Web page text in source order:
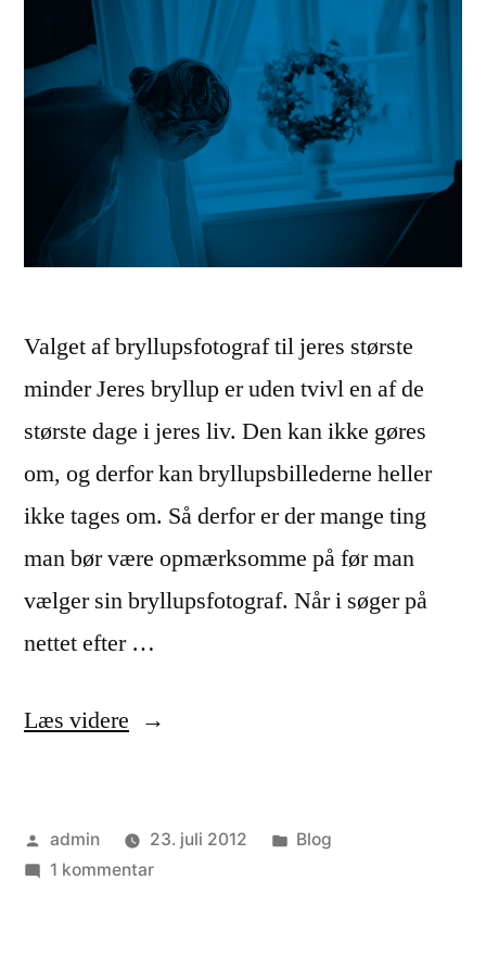
Valget af bryllupsfotograf til jeres største
minder Jeres bryllup er uden tvivl en af de
største dage i jeres liv. Den kan ikke gøres
om, og derfor kan bryllupsbillederne heller
ikke tages om. Så derfor er der mange ting
man bør være opmærksomme på før man
vælger sin bryllupsfotograf. Når i søger på
nettet efter …
Læs videre “Vælg
bryllupsfotograf”
Posted
by
admin 23. juli 2012
Posted
Blog
1 kommentartil